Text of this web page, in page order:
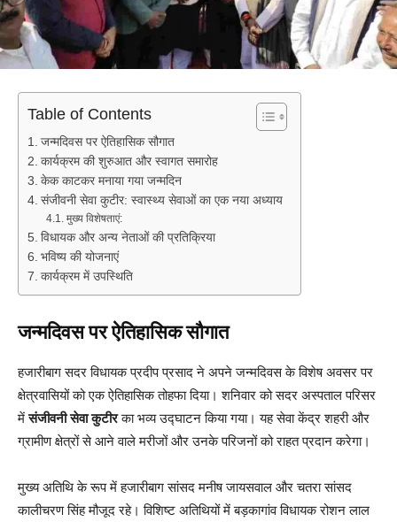
Table of Contents
जन्मदिवस पर ऐतिहासिक सौगात
कार्यक्रम की शुरुआत और स्वागत समारोह
केक काटकर मनाया गया जन्मदिन
संजीवनी सेवा कुटीर: स्वास्थ्य सेवाओं का एक नया अध्याय
मुख्य विशेषताएं:
विधायक और अन्य नेताओं की प्रतिक्रिया
भविष्य की योजनाएं
कार्यक्रम में उपस्थिति
जन्मदिवस पर ऐतिहासिक सौगात
हजारीबाग सदर विधायक प्रदीप प्रसाद ने अपने जन्मदिवस के विशेष अवसर पर
क्षेत्रवासियों को एक ऐतिहासिक तोहफा दिया। शनिवार को सदर अस्पताल परिसर
मेंसंजीवनी सेवा कुटीरका भव्य उद्घाटन किया गया। यह सेवा केंद्र शहरी और
ग्रामीण क्षेत्रों से आने वाले मरीजों और उनके परिजनों को राहत प्रदान करेगा।
मुख्य अतिथि के रूप में हजारीबाग सांसद मनीष जायसवाल और चतरा सांसद
कालीचरण सिंह मौजूद रहे। विशिष्ट अतिथियों में बड़कागांव विधायक रोशन लाल